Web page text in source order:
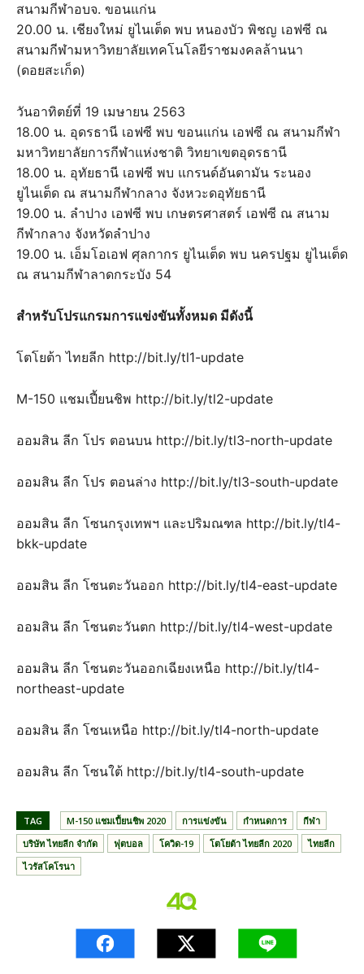
สนามกีฬาอบจ. ขอนแก่น
20.00 น. เชียงใหม่ ยูไนเต็ด พบ หนองบัว พิชญ เอฟซี ณ
สนามกีฬามหาวิทยาลัยเทคโนโลยีราชมงคลล้านนา
(ดอยสะเก็ด)
วันอาทิตย์ที่ 19 เมษายน 2563
18.00 น. อุดรธานี เอฟซี พบ ขอนแก่น เอฟซี ณ สนามกีฬา
มหาวิทยาลัยการกีฬาแห่งชาติ วิทยาเขตอุดรธานี
18.00 น. อุทัยธานี เอฟซี พบ แกรนด์อันดามัน ระนอง
ยูไนเต็ด ณ สนามกีฬากลาง จังหวะดอุทัยธานี
19.00 น. ลำปาง เอฟซี พบ เกษตรศาสตร์ เอฟซี ณ สนาม
กีฬากลาง จังหวัดลำปาง
19.00 น. เอ็มโอเอฟ ศุลกากร ยูไนเต็ด พบ นครปฐม ยูไนเต็ด
ณ สนามกีฬาลาดกระบัง 54
สำหรับโปรแกรมการแข่งขันทั้งหมด มีดังนี้
โตโยต้า ไทยลีก http://bit.ly/tl1-update
M-150 แชมเปี้ยนชิพ http://bit.ly/tl2-update
ออมสิน ลีก โปร ตอนบน http://bit.ly/tl3-north-update
ออมสิน ลีก โปร ตอนล่าง http://bit.ly/tl3-south-update
ออมสิน ลีก โซนกรุงเทพฯ และปริมณฑล http://bit.ly/tl4-
bkk-update
ออมสิน ลีก โซนตะวันออก http://bit.ly/tl4-east-update
ออมสิน ลีก โซนตะวันตก http://bit.ly/tl4-west-update
ออมสิน ลีก โซนตะวันออกเฉียงเหนือ http://bit.ly/tl4-
northeast-update
ออมสิน ลีก โซนเหนือ http://bit.ly/tl4-north-update
ออมสิน ลีก โซนใต้ http://bit.ly/tl4-south-update
TAG M-150 แชมเปี้ยนชิพ 2020 การแข่งขัน กำหนดการ
กีฬา
บริษัท ไทยลีก จำกัด
ฟุตบอล โควิด-19 โตโยต้า ไทยลีก 2020
ไทยลีก
ไวรัสโคโรนา